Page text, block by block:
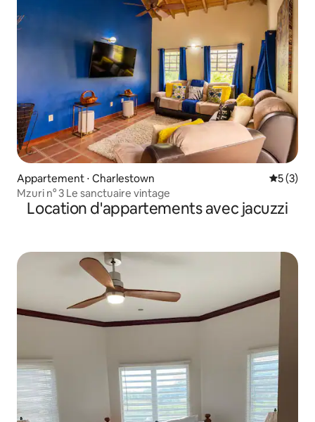
Appartement ⋅ Charlestown
5 (3)
Mzuri n° 3 Le sanctuaire vintage
Location d'appartements avec jacuzzi